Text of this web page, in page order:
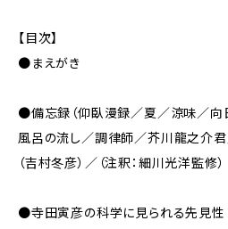
【目次】
●まえがき
●備忘録（仰臥漫録／夏／涼味／
風呂の流し／調律師／芥川龍之介
（吉村冬彦）／（注釈：細川光洋監修）
●寺田寅彦の科学に見られる先見性